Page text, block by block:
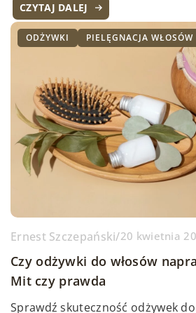
CZYTAJ DALEJ
ODŻYWKI PIELĘGNACJA WŁOSÓW
Ernest Szczepański/20 kwietnia
Czy odżywki do włosów
Mit czy prawda
Sprawdź skuteczność odżywek do